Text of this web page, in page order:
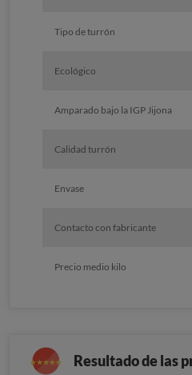
Tipo de turrón
Ecológico
Amparado bajo la IGP Jijona
Calidad turrón
Envase
Contacto con fabricante
Precio medio kilo
Resultado de las